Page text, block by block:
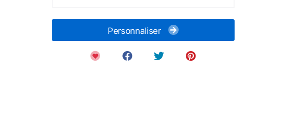
Personnaliser